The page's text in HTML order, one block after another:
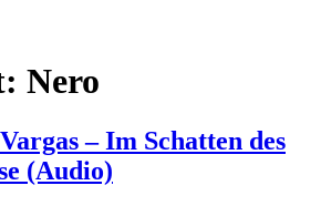
Nero
– Im Schatten des
(Audio)